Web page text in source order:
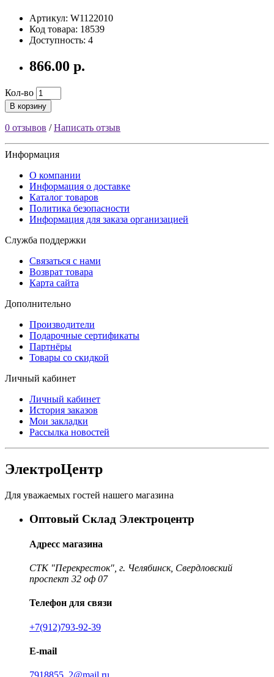
Артикул: W1122010
Код товара: 18539
Доступность: 4
866.00 р.
Кол-во
В корзину
0 отзывов /Написать отзыв
Информация
О компании
Информация о доставке
Каталог товаров
Политика безопасности
Информация для заказа организацией
Служба поддержки
Связаться с нами
Возврат товара
Карта сайта
Дополнительно
Производители
Подарочные сертификаты
Партнёры
Товары со скидкой
Личный кабинет
Личный кабинет
История заказов
Мои закладки
Рассылка новостей
ЭлектроЦентр
Для уважаемых гостей нашего магазина
Оптовый Склад Электроцентр
Адресс магазина
СТК "Перекресток", г. Челябинск, Свердловский
проспект 32 оф 07
Телефон для связи
+7(912)793-92-39
E-mail